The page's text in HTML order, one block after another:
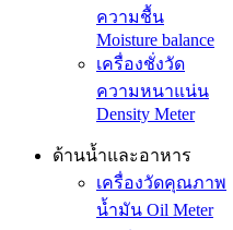
ความชื้น
Moisture balance
เครื่องชั่งวัด
ความหนาแน่น
Density Meter
ด้านน้ำและอาหาร
เครื่องวัดคุณภาพ
น้ำมัน Oil Meter